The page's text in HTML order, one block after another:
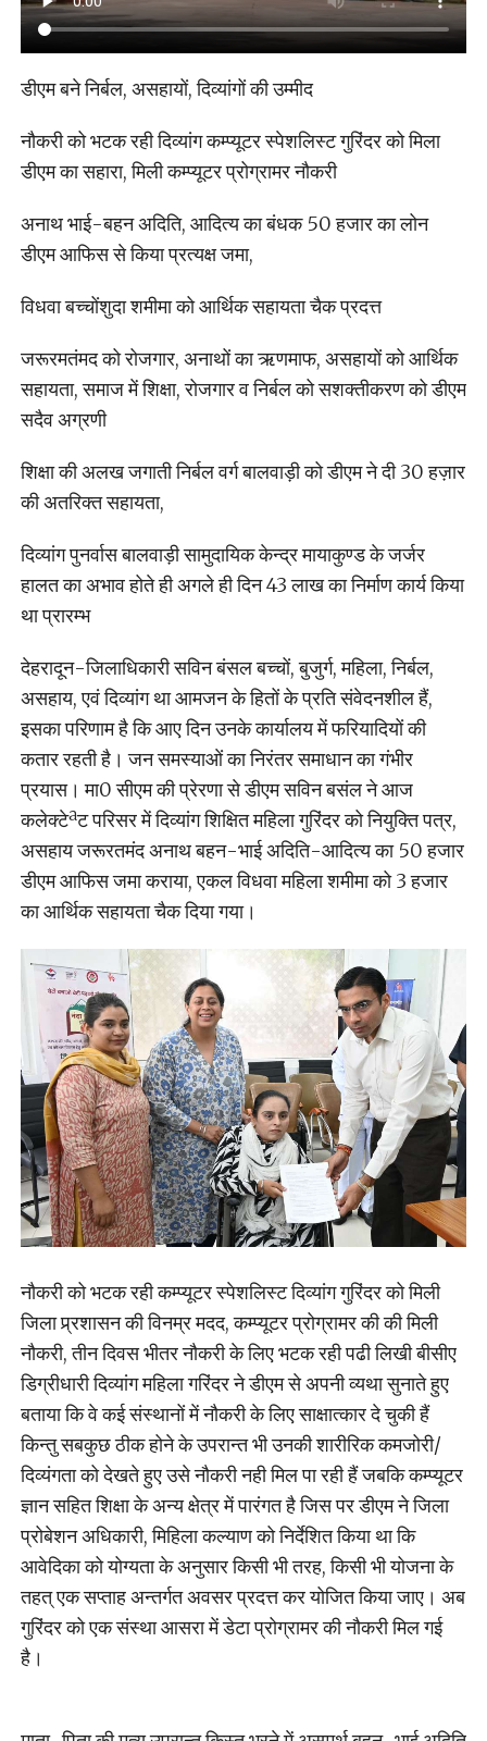
डीएम बने निर्बल, असहायों, दिव्यांगों की उम्मीद
नौकरी को भटक रही दिव्यांग कम्प्यूटर स्पेशलिस्ट गुरिंदर को मिला
डीएम का सहारा, मिली कम्प्यूटर प्रोग्रामर नौकरी
अनाथ भाई-बहन अदिति, आदित्य का बंधक 50 हजार का लोन
डीएम आफिस से किया प्रत्यक्ष जमा,
विधवा बच्चोंशुदा शमीमा को आर्थिक सहायता चैक प्रदत्त
जरूरमतंमद को रोजगार, अनाथों का ऋणमाफ, असहायों को आर्थिक
सहायता, समाज में शिक्षा, रोजगार व निर्बल को सशक्तीकरण को डीएम
सदैव अग्रणी
शिक्षा की अलख जगाती निर्बल वर्ग बालवाड़ी को डीएम ने दी 30 हज़ार
की अतरिक्त सहायता,
दिव्यांग पुनर्वास बालवाड़ी सामुदायिक केन्द्र मायाकुण्ड के जर्जर
हालत का अभाव होते ही अगले ही दिन 43 लाख का निर्माण कार्य किया
था प्रारम्भ
देहरादून-जिलाधिकारी सविन बंसल बच्चों, बुजुर्ग, महिला, निर्बल,
असहाय, एवं दिव्यांग था आमजन के हितों के प्रति संवेदनशील हैं,
इसका परिणाम है कि आए दिन उनके कार्यालय में फरियादियों की
कतार रहती है। जन समस्याओं का निरंतर समाधान का गंभीर
प्रयास। मा0 सीएम की प्रेरणा से डीएम सविन बसंल ने आज
कलेक्टेªट परिसर में दिव्यांग शिक्षित महिला गुरिंदर को नियुक्ति पत्र,
असहाय जरूरतमंद अनाथ बहन-भाई अदिति-आदित्य का 50 हजार
डीएम आफिस जमा कराया, एकल विधवा महिला शमीमा को 3 हजार
का आर्थिक सहायता चैक दिया गया।
नौकरी को भटक रही कम्प्यूटर स्पेशलिस्ट दिव्यांग गुरिंदर को मिली
जिला प्र्रशासन की विनम्र मदद, कम्प्यूटर प्रोग्रामर की की मिली
नौकरी, तीन दिवस भीतर नौकरी के लिए भटक रही पढी लिखी बीसीए
डिग्रीधारी दिव्यांग महिला गरिंदर ने डीएम से अपनी व्यथा सुनाते हुए
बताया कि वे कई संस्थानों में नौकरी के लिए साक्षात्कार दे चुकी हैं
किन्तु सबकुछ ठीक होने के उपरान्त भी उनकी शारीरिक कमजोरी/
दिव्यंगता को देखते हुए उसे नौकरी नही मिल पा रही हैं जबकि कम्प्यूटर
ज्ञान सहित शिक्षा के अन्य क्षेत्र में पारंगत है जिस पर डीएम ने जिला
प्रोबेशन अधिकारी, मिहिला कल्याण को निर्देशित किया था कि
आवेदिका को योग्यता के अनुसार किसी भी तरह, किसी भी योजना के
तहत् एक सप्ताह अन्तर्गत अवसर प्रदत्त कर योजित किया जाए। अब
गुरिंदर को एक संस्था आसरा में डेटा प्रोग्रामर की नौकरी मिल गई
है।